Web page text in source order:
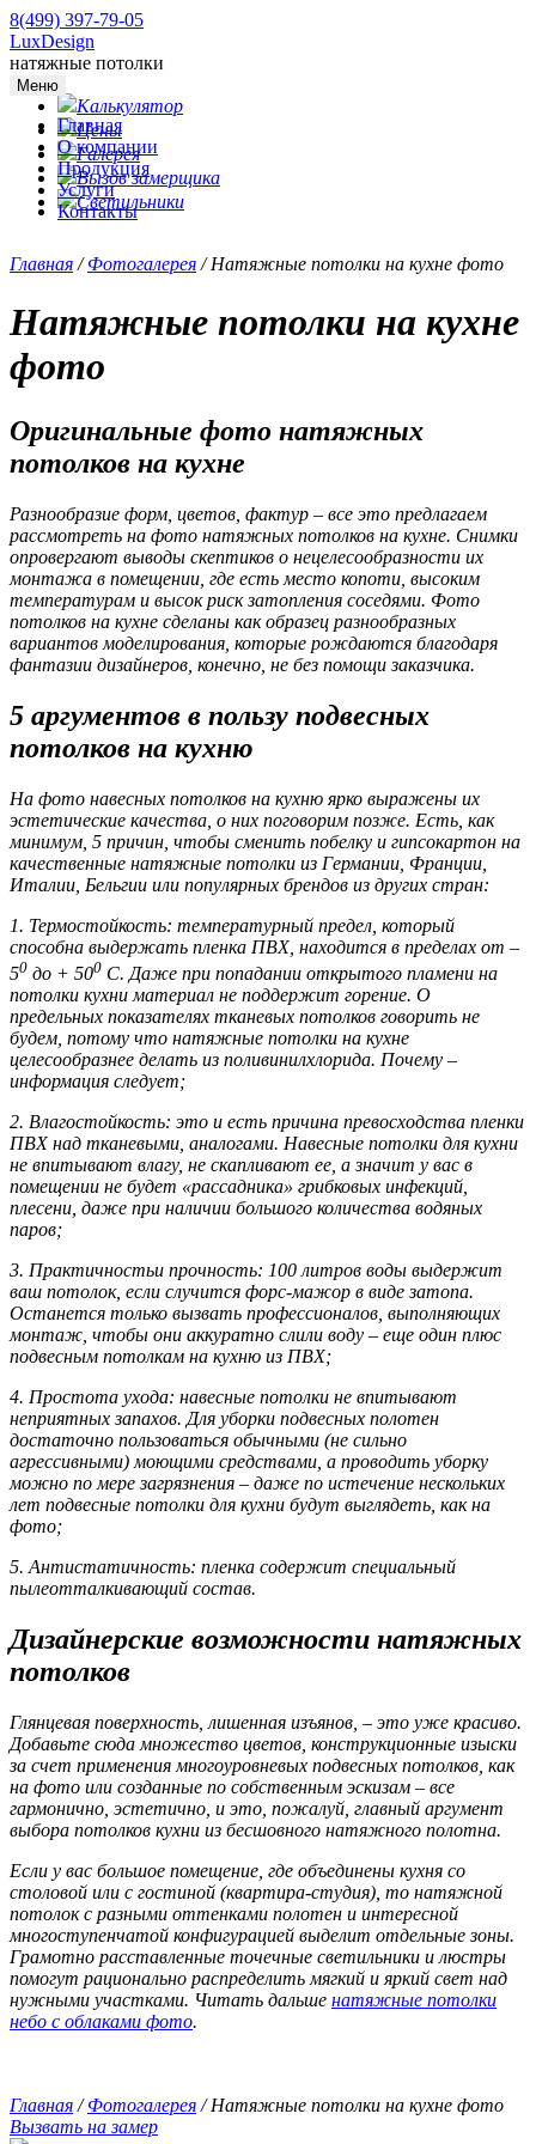
8(499) 397-79-05
LuxDesign
натяжные потолки
Меню
Главная
О компании
Продукция
Услуги
Контакты
Калькулятор
Цены
Галерея
Вызов замерщика
Светильники
Главная /Фотогалерея /Натяжные потолки на кухне фото
Натяжные потолки на кухне
фото
Оригинальные фото натяжных
потолков на кухне
Разнообразие форм, цветов, фактур – все это предлагаем
рассмотреть на фото натяжных потолков на кухне. Снимки
опровергают выводы скептиков о нецелесообразности их
монтажа в помещении, где есть место копоти, высоким
температурам и высок риск затопления соседями. Фото
потолков на кухне сделаны как образец разнообразных
вариантов моделирования, которые рождаются благодаря
фантазии дизайнеров, конечно, не без помощи заказчика.
5 аргументов в пользу подвесных
потолков на кухню
На фото навесных потолков на кухню ярко выражены их
эстетические качества, о них поговорим позже. Есть, как
минимум, 5 причин, чтобы сменить побелку и гипсокартон на
качественные натяжные потолки из Германии, Франции,
Италии, Бельгии или популярных брендов из других стран:
1. Термостойкость: температурный предел, который
способна выдержать пленка ПВХ, находится в пределах от –
50 до + 500 С. Даже при попадании открытого пламени на
потолки кухни материал не поддержит горение. О
предельных показателях тканевых потолков говорить не
будем, потому что натяжные потолки на кухне
целесообразнее делать из поливинилхлорида. Почему –
информация следует;
2. Влагостойкость: это и есть причина превосходства пленки
ПВХ над тканевыми, аналогами. Навесные потолки для кухни
не впитывают влагу, не скапливают ее, а значит у вас в
помещении не будет «рассадника» грибковых инфекций,
плесени, даже при наличии большого количества водяных
паров;
3. Практичностьи прочность: 100 литров воды выдержит
ваш потолок, если случится форс-мажор в виде затопа.
Останется только вызвать профессионалов, выполняющих
монтаж, чтобы они аккуратно слили воду – еще один плюс
подвесным потолкам на кухню из ПВХ;
4. Простота ухода: навесные потолки не впитывают
неприятных запахов. Для уборки подвесных полотен
достаточно пользоваться обычными (не сильно
агрессивными) моющими средствами, а проводить уборку
можно по мере загрязнения – даже по истечение нескольких
лет подвесные потолки для кухни будут выглядеть, как на
фото;
5. Антистатичность: пленка содержит специальный
пылеотталкивающий состав.
Дизайнерские возможности натяжных
потолков
Глянцевая поверхность, лишенная изъянов, – это уже красиво.
Добавьте сюда множество цветов, конструкционные изыски
за счет применения многоуровневых подвесных потолков, как
на фото или созданные по собственным эскизам – все
гармонично, эстетично, и это, пожалуй, главный аргумент
выбора потолков кухни из бесшовного натяжного полотна.
Если у вас большое помещение, где объединены кухня со
столовой или с гостиной (квартира-студия), то натяжной
потолок с разными оттенками полотен и интересной
многоступенчатой конфигурацией выделит отдельные зоны.
Грамотно расставленные точечные светильники и люстры
помогут рационально распределить мягкий и яркий свет над
нужными участками. Читать дальше натяжные потолки
небо с облаками фото.
Главная /Фотогалерея /Натяжные потолки на кухне фото
Вызвать на замер